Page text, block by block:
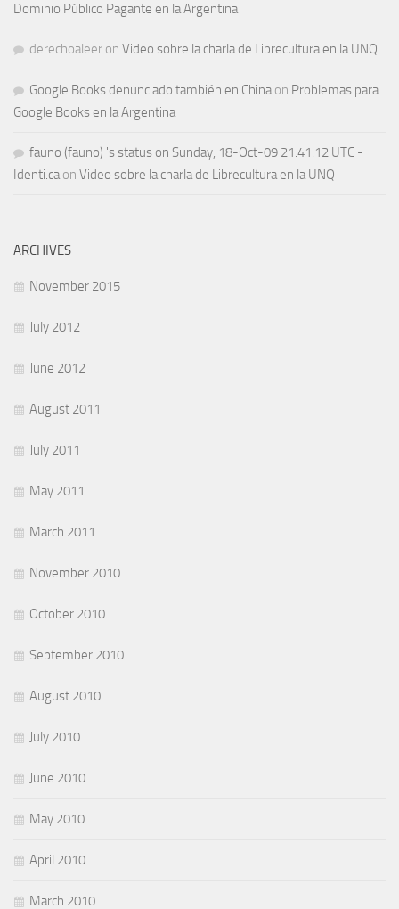
Dominio Público Pagante en la Argentina
derechoaleer on Video sobre la charla de Librecultura en la UNQ
Google Books denunciado también en Chinaon Problemas para
Google Books en la Argentina
fauno (fauno) 's status on Sunday, 18-Oct-09 21:41:12 UTC -
Identi.caon Video sobre la charla de Librecultura en la UNQ
ARCHIVES
November 2015
July 2012
June 2012
August 2011
July 2011
May 2011
March 2011
November 2010
October 2010
September 2010
August 2010
July 2010
June 2010
May 2010
April 2010
March 2010